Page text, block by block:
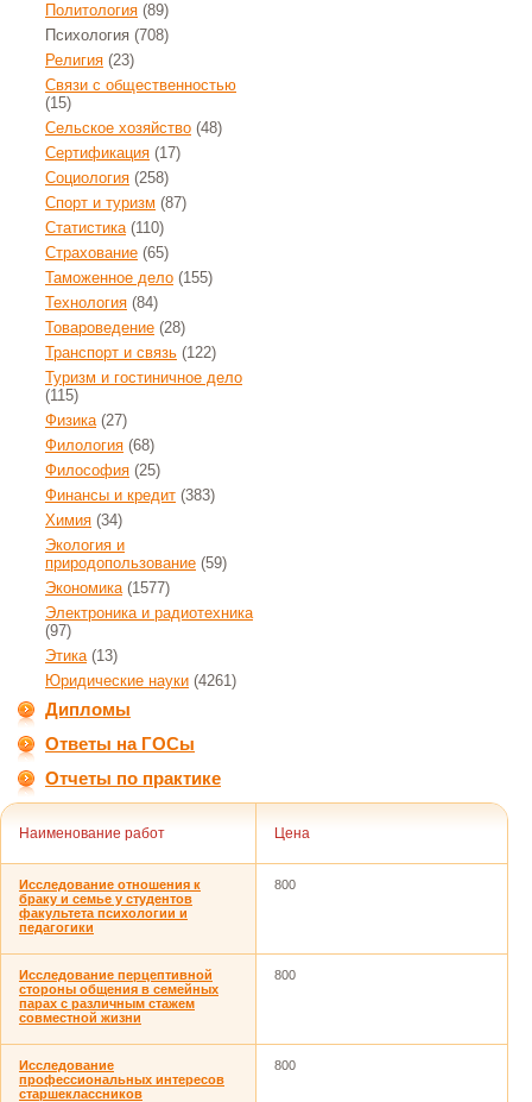
Политология (89)
Психология (708)
Религия (23)
Связи с общественностью
(15)
Сельское хозяйство (48)
Сертификация (17)
Социология (258)
Спорт и туризм (87)
Статистика(110)
Страхование (65)
Таможенное дело (155)
Технология (84)
Товароведение (28)
Транспорт и связь (122)
Туризм и гостиничное дело
(115)
Физика(27)
Филология (68)
Философия (25)
Финансы и кредит (383)
Химия (34)
Экология и
природопользование (59)
Экономика(1577)
Электроника и радиотехника
(97)
Этика(13)
Юридические науки (4261)
Дипломы
Ответы на ГОСы
Отчеты по практике
Наименование работ Цена
Исследование отношения к
браку и семье у студентов
факультета психологии и
педагогики
800
Исследование перцептивной
стороны общения в семейных
парах с различным стажем
совместной жизни
800
Исследование
профессиональных интересов
старшеклассников
800